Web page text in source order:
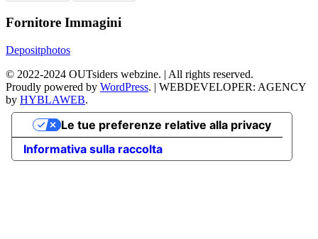
Fornitore Immagini
Depositphotos
© 2022-2024 OUTsiders webzine. | All rights reserved.
Proudly powered by WordPress. | WEBDEVELOPER: AGENCY
by HYBLAWEB.
Informativa sulla raccolta
Le tue preferenze relative alla privacy